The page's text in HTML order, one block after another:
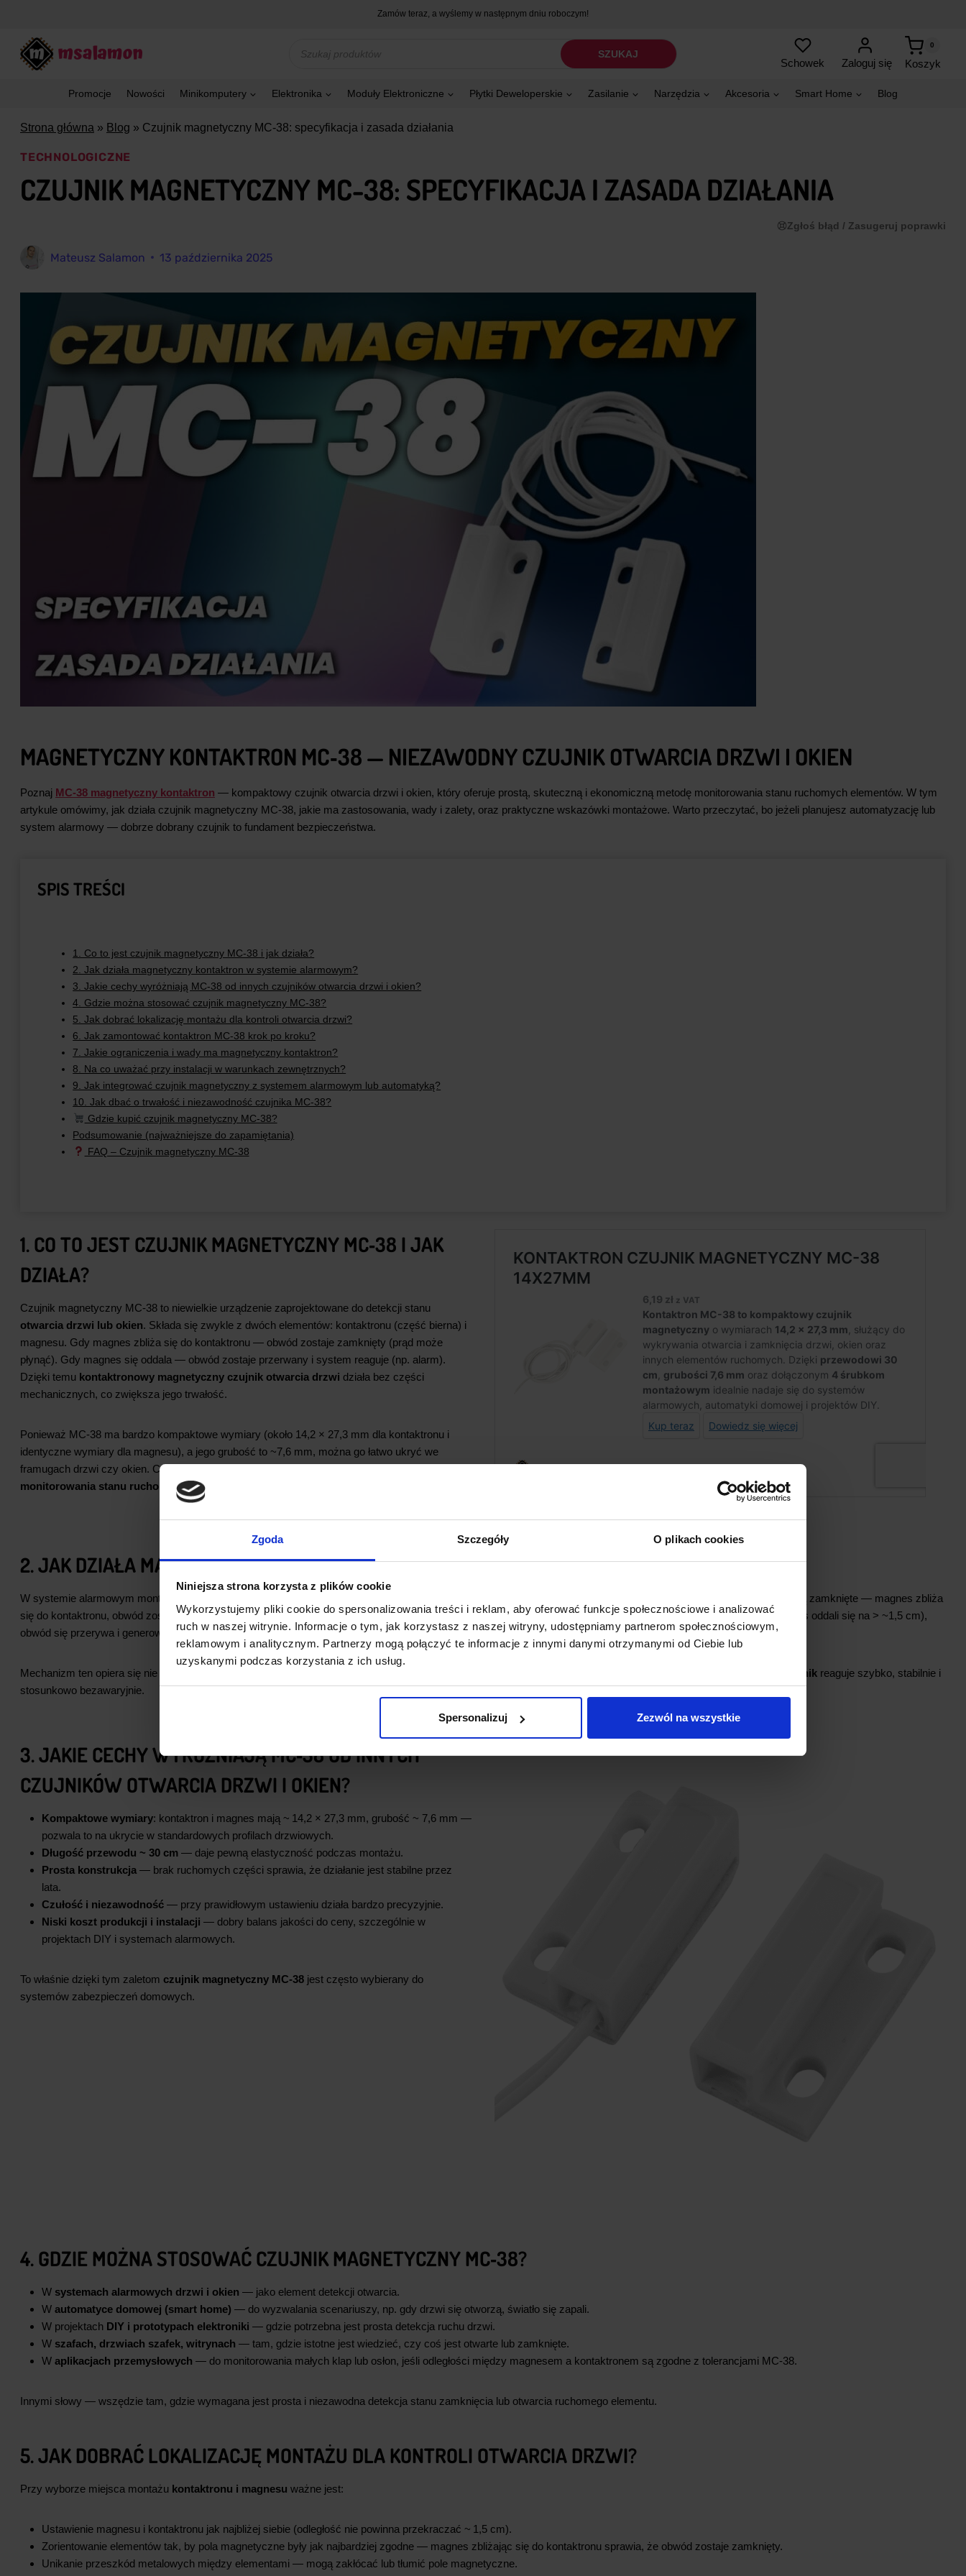
Zgoda Szczegóły O plikach cookies
Niniejsza strona korzysta z plików cookie
Wykorzystujemy pliki cookie do spersonalizowania treści i reklam, aby oferować funkcje społecznościowe i analizować
ruch w naszej witrynie. Informacje o tym, jak korzystasz z naszej witryny, udostępniamy partnerom społecznościowym,
reklamowym i analitycznym. Partnerzy mogą połączyć te informacje z innymi danymi otrzymanymi od Ciebie lub
uzyskanymi podczas korzystania z ich usług.
Spersonalizuj Zezwól na wszystkie
Zamów teraz, a wyślemy w następnym dniu roboczym!
produktów
SZUKAJ
Schowek Zaloguj się Koszyk
0
Promocje Nowości Minikomputery Elektronika Moduły Elektroniczne Płytki Deweloperskie Zasilanie Narzędzia Akcesoria Smart Home Blog
Strona główna » Blog » Czujnik magnetyczny MC-38: specyfikacja i zasada działania
TECHNOLOGICZNE
CZUJNIK MAGNETYCZNY MC-38: SPECYFIKACJA I ZASADA DZIAŁANIA
Zgłoś błąd / Zasugeruj poprawki
Mateusz Salamon 13 października 2025
MAGNETYCZNY KONTAKTRON MC‑38 — NIEZAWODNY CZUJNIK OTWARCIA DRZWI I OKIEN
Poznaj MC‑38 magnetyczny kontaktron — kompaktowy czujnik otwarcia drzwi i okien, który oferuje prostą, skuteczną i ekonomiczną metodę monitorowania stanu ruchomych elementów. W tym
artykule omówimy, jak działa czujnik magnetyczny MC‑38, jakie ma zastosowania, wady i zalety, oraz praktyczne wskazówki montażowe. Warto przeczytać, bo jeżeli planujesz automatyzację lub
system alarmowy — dobrze dobrany czujnik to fundament bezpieczeństwa.
SPIS TREŚCI
1. Co to jest czujnik magnetyczny MC‑38 i jak działa?
2. Jak działa magnetyczny kontaktron w systemie alarmowym?
3. Jakie cechy wyróżniają MC‑38 od innych czujników otwarcia drzwi i okien?
4. Gdzie można stosować czujnik magnetyczny MC‑38?
5. Jak dobrać lokalizację montażu dla kontroli otwarcia drzwi?
6. Jak zamontować kontaktron MC‑38 krok po kroku?
7. Jakie ograniczenia i wady ma magnetyczny kontaktron?
8. Na co uważać przy instalacji w warunkach zewnętrznych?
9. Jak integrować czujnik magnetyczny z systemem alarmowym lub automatyką?
10. Jak dbać o trwałość i niezawodność czujnika MC‑38?
Gdzie kupić czujnik magnetyczny MC‑38?
Podsumowanie (najważniejsze do zapamiętania)
FAQ – Czujnik magnetyczny MC‑38
1. CO TO JEST CZUJNIK MAGNETYCZNY MC‑38 I JAK
DZIAŁA?
Czujnik magnetyczny MC‑38 to niewielkie urządzenie zaprojektowane do detekcji stanu
otwarcia drzwi lub okien. Składa się zwykle z dwóch elementów: kontaktronu (część bierna) i
magnesu. Gdy magnes zbliża się do kontaktronu — obwód zostaje zamknięty (prąd może
płynąć). Gdy magnes się oddala — obwód zostaje przerwany i system reaguje (np. alarm).
Dzięki temu kontaktronowy magnetyczny czujnik otwarcia drzwi działa bez części
mechanicznych, co zwiększa jego trwałość.
Ponieważ MC‑38 ma bardzo kompaktowe wymiary (około 14,2 × 27,3 mm dla kontaktronu i
identyczne wymiary dla magnesu), a jego grubość to ~7,6 mm, można go łatwo ukryć we
framugach drzwi czy okien. Czułość i precyzyjne wykonanie sprawiają, że jest
monitorowania stanu ruchomych elementów
2. JAK DZIAŁA MAGNETYCZNY KONTAKTRON W SYSTEMIE ALARMOWYM?
W systemie alarmowym montuje się jeden element (kontaktron) na ruchomej części (np. skrzydło drzwi), a drugi (magnes) na nieruchomej części (rama). Gdy drzwi są zamknięte — magnes zbliża
się do kontaktronu, obwód zostaje zamknięty i system stwierdza stan “zamknięte”. Gdy drzwi zostaną otwarte na większą odległość niż dopuszcza czujnik (np. magnes oddali się na > ~1,5 cm),
obwód się przerywa i generowany jest sygnał alarmowy. Dzięki temu system wie, że nastąpiłootwarcie drzwilubotwarcie drzwi lub okien typ MC‑38.
Mechanizm ten opiera się nie na kontakcie mechanicznym, lecz na polu magnetycznym – co minimalizuje zużycie i zwiększa trwałość. W praktyce magnetyczny czujnik reaguje szybko, stabilnie i
stosunkowo bezawaryjnie.
3. JAKIE CECHY WYRÓŻNIAJĄ MC‑38 OD INNYCH
CZUJNIKÓW OTWARCIA DRZWI I OKIEN?
Kompaktowe wymiary: kontaktron i magnes mają ~ 14,2 × 27,3 mm, grubość ~ 7,6 mm —
pozwala to na ukrycie w standardowych profilach drzwiowych.
Długość przewodu ~ 30 cm — daje pewną elastyczność podczas montażu.
Prosta konstrukcja — brak ruchomych części sprawia, że działanie jest stabilne przez
lata.
Czułość i niezawodność — przy prawidłowym ustawieniu działa bardzo precyzyjnie.
Niski koszt produkcji i instalacji — dobry balans jakości do ceny, szczególnie w
projektach DIY i systemach alarmowych.
To właśnie dzięki tym zaletom czujnik magnetyczny MC‑38 jest często wybierany do
systemów zabezpieczeń domowych.
4. GDZIE MOŻNA STOSOWAĆ CZUJNIK MAGNETYCZNY MC‑38?
W systemach alarmowych drzwi i okien — jako element detekcji otwarcia.
W automatyce domowej (smart home) — do wyzwalania scenariuszy, np. gdy drzwi się otworzą, światło się zapali.
W projektach DIY i prototypach elektroniki — gdzie potrzebna jest prosta detekcja ruchu drzwi.
W szafach, drzwiach szafek, witrynach — tam, gdzie istotne jest wiedzieć, czy coś jest otwarte lub zamknięte.
W aplikacjach przemysłowych — do monitorowania małych klap lub osłon, jeśli odległości między magnesem a kontaktronem są zgodne z tolerancjami MC‑38.
Innymi słowy — wszędzie tam, gdzie wymagana jest prosta i niezawodna detekcja stanu zamknięcia lub otwarcia ruchomego elementu.
5. JAK DOBRAĆ LOKALIZACJĘ MONTAŻU DLA KONTROLI OTWARCIA DRZWI?
Przy wyborze miejsca montażu kontaktronu i magnesu ważne jest:
Ustawienie magnesu i kontaktronu jak najbliżej siebie (odległość nie powinna przekraczać ~ 1,5 cm).
Zorientowanie elementów tak, by pola magnetyczne były jak najbardziej zgodne — magnes zbliżając się do kontaktronu sprawia, że obwód zostaje zamknięty.
Unikanie przeszkód metalowych między elementami — mogą zakłócać lub tłumić pole magnetyczne.